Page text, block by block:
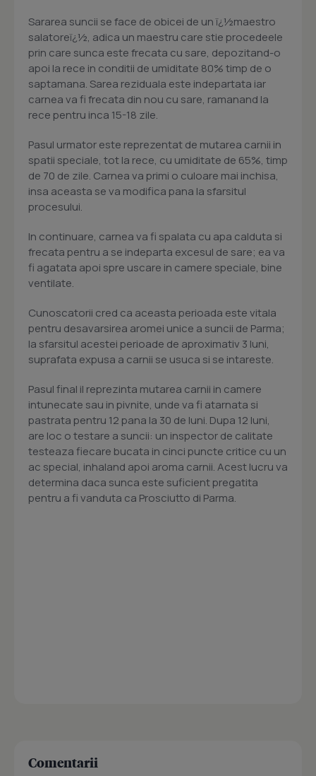
Sararea suncii se face de obicei de un ï¿½maestro
salatoreï¿½, adica un maestru care stie procedeele
prin care sunca este frecata cu sare, depozitand-o
apoi la rece in conditii de umiditate 80% timp de o
saptamana. Sarea reziduala este indepartata iar
carnea va fi frecata din nou cu sare, ramanand la
rece pentru inca 15-18 zile.
Pasul urmator este reprezentat de mutarea carnii in
spatii speciale, tot la rece, cu umiditate de 65%, timp
de 70 de zile. Carnea va primi o culoare mai inchisa,
insa aceasta se va modifica pana la sfarsitul
procesului.
In continuare, carnea va fi spalata cu apa calduta si
frecata pentru a se indeparta excesul de sare; ea va
fi agatata apoi spre uscare in camere speciale, bine
ventilate.
Cunoscatorii cred ca aceasta perioada este vitala
pentru desavarsirea aromei unice a suncii de Parma;
la sfarsitul acestei perioade de aproximativ 3 luni,
suprafata expusa a carnii se usuca si se intareste.
Pasul final il reprezinta mutarea carnii in camere
intunecate sau in pivnite, unde va fi atarnata si
pastrata pentru 12 pana la 30 de luni. Dupa 12 luni,
are loc o testare a suncii: un inspector de calitate
testeaza fiecare bucata in cinci puncte critice cu un
ac special, inhaland apoi aroma carnii. Acest lucru va
determina daca sunca este suficient pregatita
pentru a fi vanduta ca Prosciutto di Parma.
Comentarii